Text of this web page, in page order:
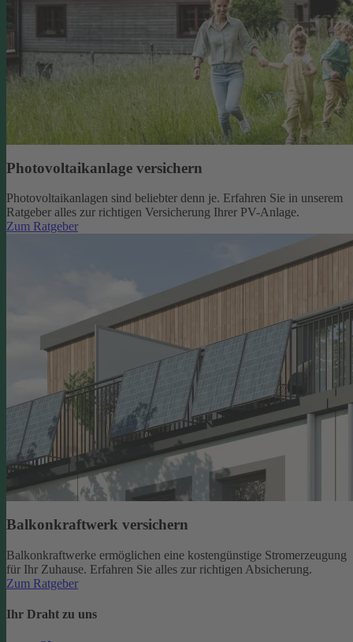
Photovoltaikanlage versichern
Photovoltaikanlagen sind beliebter denn je. Erfahren Sie in unserem
Ratgeber alles zur richtigen Versicherung Ihrer PV-Anlage.
Zum Ratgeber
Balkonkraftwerk versichern
Balkonkraftwerke ermöglichen eine kostengünstige Stromerzeugung
für Ihr Zuhause. Erfahren Sie alles zur richtigen Absicherung.
Zum Ratgeber
Ihr Draht zu uns